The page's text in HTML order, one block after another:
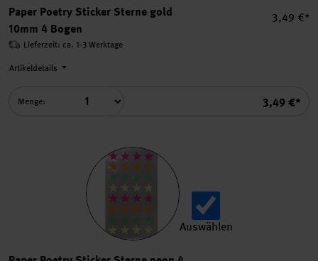
Paper Poetry Sticker Sterne gold
10mm 4 Bogen
3,49 €*
Summe
3,49 €*
Lieferzeit: ca. 1-3 Werktage
Artikeldetails
Menge:
Auswählen